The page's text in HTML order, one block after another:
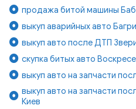
продажа битой машины
выкуп аварийных авто
выкуп авто после ДТП
скупка битых авто
выкуп авто на запчасти
выкуп авто на запчасти
Киев